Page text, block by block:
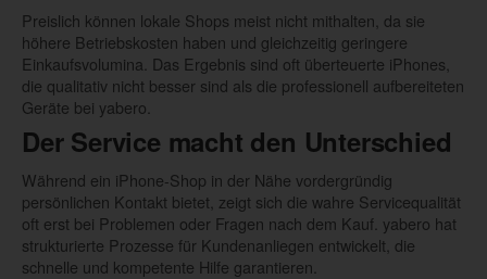
Preislich können lokale Shops meist nicht mithalten, da sie
höhere Betriebskosten haben und gleichzeitig geringere
Einkaufsvolumina. Das Ergebnis sind oft überteuerte iPhones,
die qualitativ nicht besser sind als die professionell aufbereiteten
Geräte bei yabero.
Der Service macht den Unterschied
Während ein iPhone-Shop in der Nähe vordergründig
persönlichen Kontakt bietet, zeigt sich die wahre Servicequalität
oft erst bei Problemen oder Fragen nach dem Kauf. yabero hat
strukturierte Prozesse für Kundenanliegen entwickelt, die
schnelle und kompetente Hilfe garantieren.